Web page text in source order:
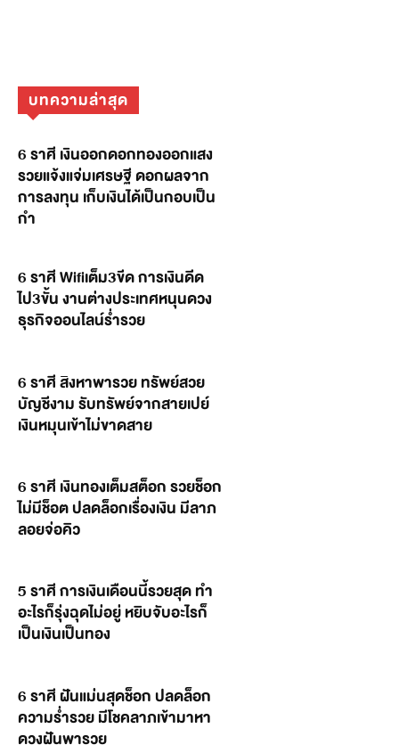
บทความล่าสุด
6 ราศี เงินออกดอกทองออกแสง
รวยแจ้งแจ่มเศรษฐี ดอกผลจาก
การลงทุน เก็บเงินได้เป็นกอบเป็น
กำ
6 ราศี Wifiเต็ม3ขีด การเงินดีด
ไป3ขั้น งานต่างประเทศหนุนดวง
ธุรกิจออนไลน์ร่ำรวย
6 ราศี สิงหาพารวย ทรัพย์สวย
บัญชีงาม รับทรัพย์จากสายเปย์
เงินหมุนเข้าไม่ขาดสาย
6 ราศี เงินทองเต็มสต็อก รวยช็อก
ไม่มีช็อต ปลดล็อกเรื่องเงิน มีลาภ
ลอยจ่อคิว
5 ราศี การเงินเดือนนี้รวยสุด ทำ
อะไรก็รุ่งฉุดไม่อยู่ หยิบจับอะไรก็
เป็นเงินเป็นทอง
6 ราศี ฝันแม่นสุดช็อก ปลดล็อก
ความร่ำรวย มีโชคลาภเข้ามาหา
ดวงฝันพารวย